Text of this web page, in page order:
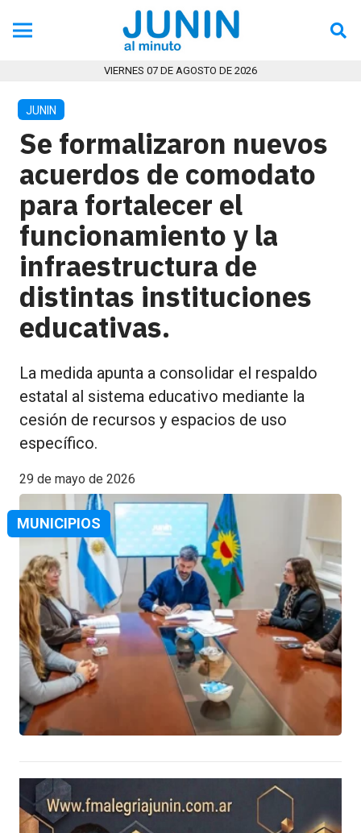
VIERNES 07 DE AGOSTO DE 2026
JUNIN
Se formalizaron nuevos
acuerdos de comodato
para fortalecer el
funcionamiento y la
infraestructura de
distintas instituciones
educativas.
La medida apunta a consolidar el respaldo
estatal al sistema educativo mediante la
cesión de recursos y espacios de uso
específico.
29 de mayo de 2026
MUNICIPIOS